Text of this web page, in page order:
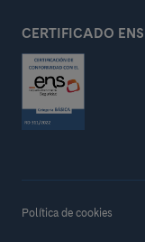
CERTIFICADO ENS
Política de cookies